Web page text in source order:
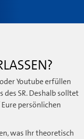
Youtube erfüllen
SR. Deshalb solltet
persönlichen
was Ihr theoretisch